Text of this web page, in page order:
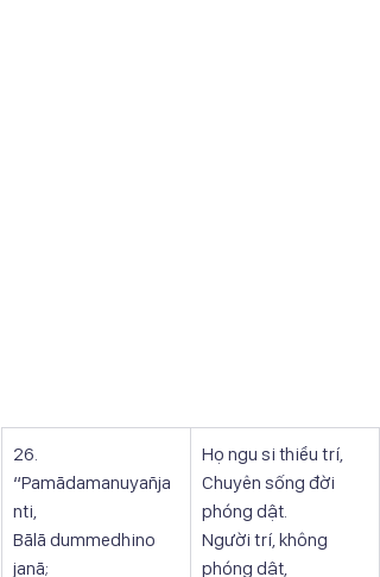
26.
“Pamādamanuyañja
nti,
Bālā dummedhino
janā;
Họ ngu si thiểu trí,
Chuyên sống đời
phóng dật.
Người trí, không
phóng dật,